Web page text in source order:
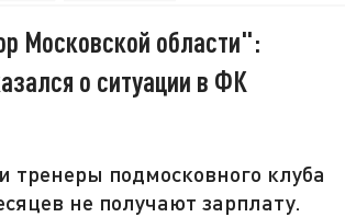
Московской области":
о ситуации в ФК
тренеры подмосковного клуба
не получают зарплату.